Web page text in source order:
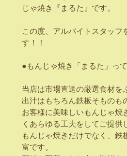
じゃ焼き『まるた』です。
この度、アルバイトスタッフ
す！！
●もんじゃ焼き「まるた」っ
当店は市場直送の厳選食材を
出汁はもちろん鉄板そものも
お客様に美味しいもんじゃ焼
くあらゆる工夫をしてご提供
もんじゃ焼きだけでなく、鉄
富です。